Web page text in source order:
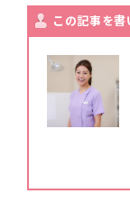
この記事を書